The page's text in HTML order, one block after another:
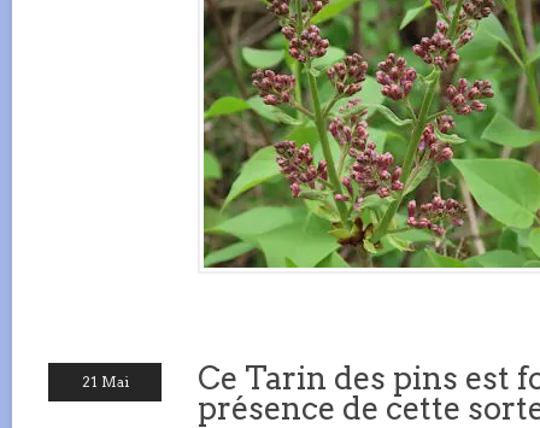
21 Mai
Ce Tarin des pins est
présence de cette